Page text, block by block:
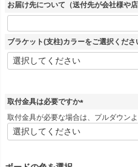
お届け先について（送付先が会社様や
ブラケット(支柱)カラーをご選択くださ
取付金具は必要ですか
(
必
取付金具が必要な場合は、プルダウンよ